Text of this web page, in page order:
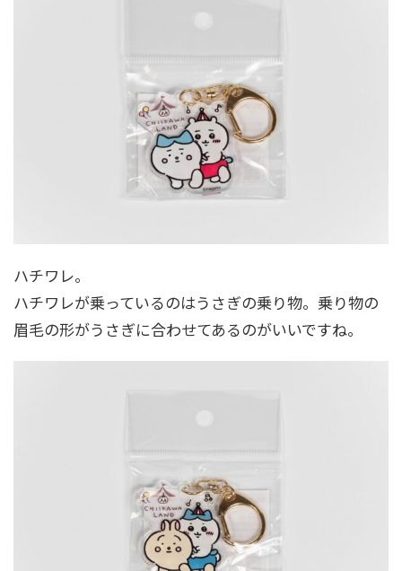
ハチワレ。
ハチワレが乗っているのはうさぎの乗り物。乗り物の
眉毛の形がうさぎに合わせてあるのがいいですね。